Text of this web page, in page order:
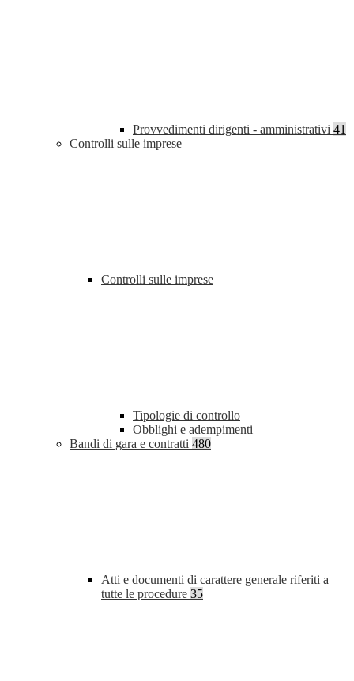
Provvedimenti dirigenti - amministrativi 41
Controlli sulle imprese
Controlli sulle imprese
Tipologie di controllo
Obblighi e adempimenti
Bandi di gara e contratti 480
Atti e documenti di carattere generale riferiti a
tutte le procedure 35